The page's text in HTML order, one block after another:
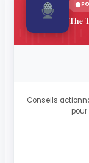
The
Conseils